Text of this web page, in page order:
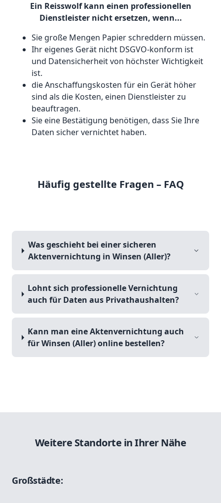
Ein Reisswolf kann einen professionellen
Dienstleister nicht ersetzen, wenn...
Sie große Mengen Papier schreddern müssen.
Ihr eigenes Gerät nicht DSGVO-konform ist
und Datensicherheit von höchster Wichtigkeit
ist.
die Anschaffungskosten für ein Gerät höher
sind als die Kosten, einen Dienstleister zu
beauftragen.
Sie eine Bestätigung benötigen, dass Sie Ihre
Daten sicher vernichtet haben.
Häufig gestellte Fragen – FAQ
Was geschieht bei einer sicheren
Aktenvernichtung in Winsen (Aller)?
Lohnt sich professionelle Vernichtung
auch für Daten aus Privathaushalten?
Kann man eine Aktenvernichtung auch
für Winsen (Aller) online bestellen?
Weitere Standorte in Ihrer Nähe
Großstädte: